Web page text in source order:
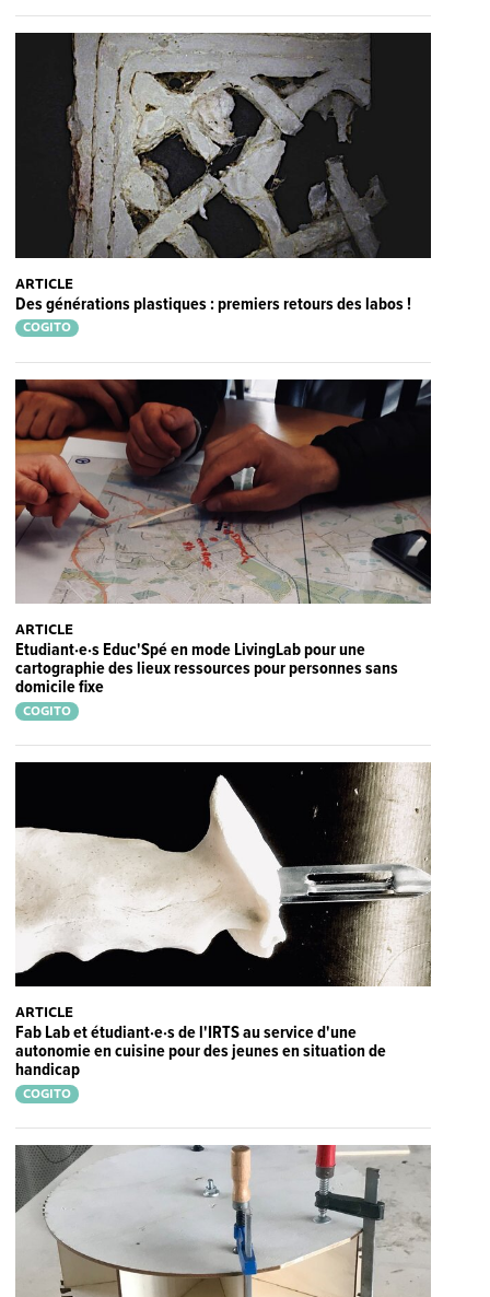
ARTICLE
Des générations plastiques : premiers retours des labos !
COGITO
ARTICLE
Etudiant·e·s Educ'Spé en mode LivingLab pour une
cartographie des lieux ressources pour personnes sans
domicile fixe
COGITO
ARTICLE
Fab Lab et étudiant·e·s de l'IRTS au service d'une
autonomie en cuisine pour des jeunes en situation de
handicap
COGITO